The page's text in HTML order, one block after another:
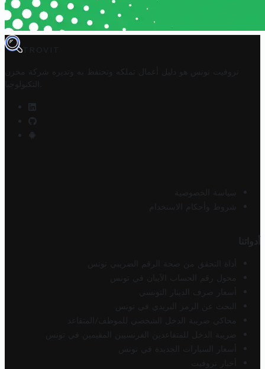
TROVIT
تروفيت تونس هو دليل أعمال تملكه وتحتفظ به وتديره
شركة مخزن
التكنولوجيا
سياسة الخصوصية
شروط وأحكام الاستخدام
أدواتنا
أداة التحقق من صحة الرقم الضريبي تونس
محول رقم الحساب الآيبان في تونس
أسعار صرف الدينار التونسي
البحث عن الرمز البريدي في تونس
محاكي ضريبة الدخل الشخصي للموظف/المتقاعد
ضريبة الدخل للمتقاعدين الفرنسيين المقيمين في تونس
أسعار السيارات الجديدة في تونس
أخبار تروفيت